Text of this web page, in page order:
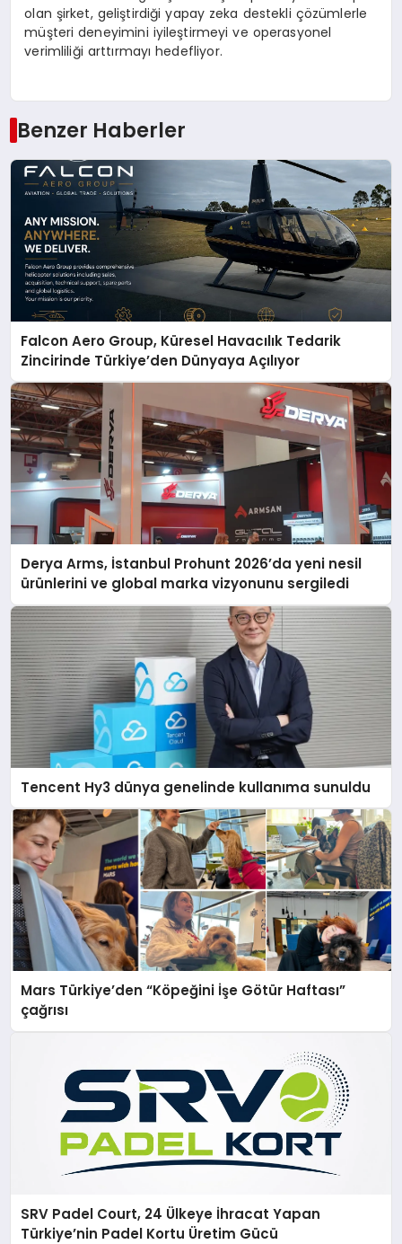
olan şirket, geliştirdiği yapay zeka destekli çözümlerle
müşteri deneyimini iyileştirmeyi ve operasyonel
verimliliği arttırmayı hedefliyor.
Benzer Haberler
Falcon Aero Group, Küresel Havacılık Tedarik
Zincirinde Türkiye’den Dünyaya Açılıyor
Derya Arms, İstanbul Prohunt 2026’da yeni nesil
ürünlerini ve global marka vizyonunu sergiledi
Tencent Hy3 dünya genelinde kullanıma sunuldu
Mars Türkiye’den “Köpeğini İşe Götür Haftası”
çağrısı
SRV Padel Court, 24 Ülkeye İhracat Yapan
Türkiye’nin Padel Kortu Üretim Gücü